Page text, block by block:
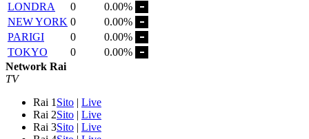
LONDRA
0
0.00%
NEW YORK 0
0.00%
PARIGI
0
0.00%
TOKYO
0
0.00%
Network Rai
TV
Rai 1 Sito | Live
Rai 2Sito | Live
Rai 3Sito | Live